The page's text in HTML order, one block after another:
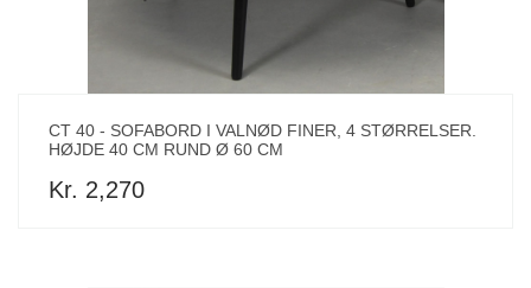
CT 40 - SOFABORD I VALNØD FINER, 4 STØRRELSER.
HØJDE 40 CM RUND Ø 60 CM
Kr. 2,270